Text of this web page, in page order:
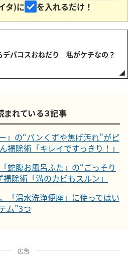
タ)に
を入れるだけ！
デパコスおねだり 私がケチなの？
まれている３記事
」の“パンくずや焦げ汚れ”がピ
掃除術「キレイですっきり！」
蛇腹お風呂ふた」の“ごっそり
除術「溝のカビもスルン」
「温水洗浄便座」に使ってはい
ム”3つ
広告